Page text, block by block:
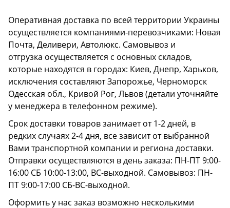
Оперативная доставка по всей территории Украины
осуществляется компаниями-перевозчиками: Новая
Почта, Деливери, Автолюкс. Самовывоз и
отгрузка осуществляется с основных складов,
которые находятся в городах: Киев, Днепр, Харьков,
исключения составляют Запорожье, Черноморск
Одесская обл., Кривой Рог, Львов (детали уточняйте
у менеджера в телефонном режиме).
Срок доставки товаров занимает от 1-2 дней, в
редких случаях 2-4 дня, все зависит от выбранной
Вами транспортной компании и региона доставки.
Отправки осуществляются в день заказа: ПН-ПТ 9:00-
16:00 СБ 10:00-13:00, ВС-выходной. Самовывоз: ПН-
ПТ 9:00-17:00 СБ-ВС-выходной.
Оформить у нас заказ возможно несколькими